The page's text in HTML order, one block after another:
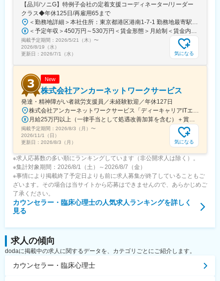
【品川/ソニG】特例子会社の定着支援コーディネーター/リーダー
クラス◆年休125日/再雇用65まで
掲載予定期間： 2026/5/21（木） 〜
2026/8/19（水）
更新日： 2026/7/1（水） 気になる
New
株式会社アンカーネットワークサービス
発達・精神障がい者就労支援員／未経験歓迎／年休127日
掲載予定期間： 2026/8/3（月） 〜
2026/11/1（日）
更新日： 2026/8/3（月） 気になる
※求人応募数の多い順にランキングしています（非公開求人は除く）。
※集計対象期間：2026/8/1（土）～2026/8/7（金）
※事情により掲載終了予定日よりも前に求人募集が終了していることもご
ざいます。その場合は当サイトから応募はできませんので、あらかじめご
了承ください。
カウンセラー・臨床心理士の人気求人ランキングを詳しく
見る
求人の傾向
dodaに掲載中の求人に関するデータを、カテゴリごとにご紹介します。
カウンセラー・臨床心理士